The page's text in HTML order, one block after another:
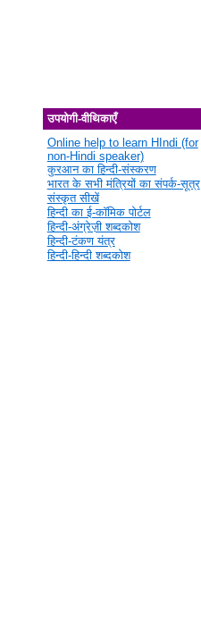
उपयोगी-वीथिकाएँ
Online help to learn HIndi (for
non-Hindi speaker)
कुरआन का हिन्दी-संस्करण
भारत के सभी मंत्रियों का संपर्क-सूत्र
संस्कृत सीखें
हिन्दी का ई-कॉमिक पोर्टल
हिन्दी-अंग्रेज़ी शब्दकोश
हिन्दी-टंकण यंत्र
हिन्दी-हिन्दी शब्दकोश